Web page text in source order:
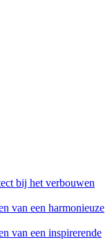
bij het verbouwen
van een harmonieuze
van een inspirerende